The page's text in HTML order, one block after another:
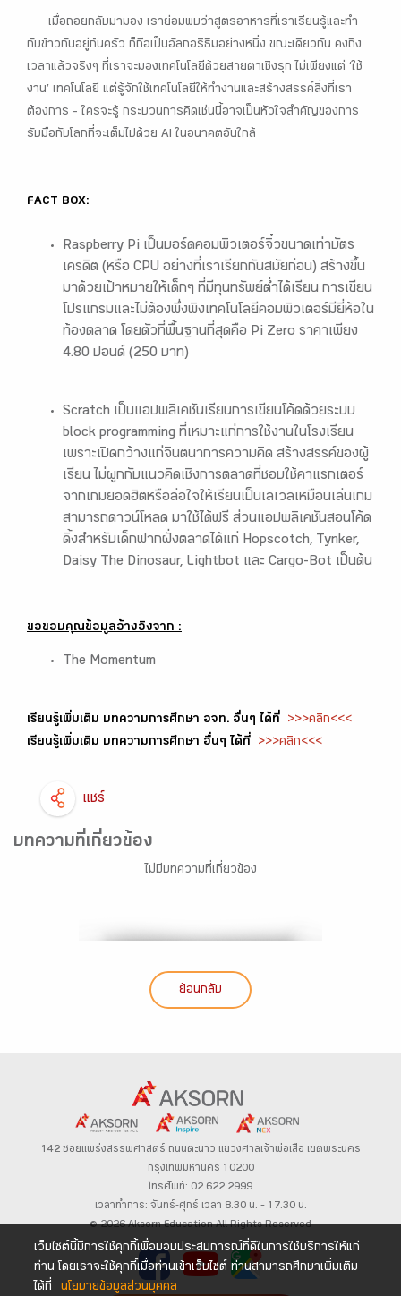
เมื่อถอยกลับมามอง เราย่อมพบว่าสูตรอาหารที่เราเรียนรู้และทำ
กับข้าวกันอยู่ก้นครัว ก็ถือเป็นอัลกอริธึมอย่างหนึ่ง ขณะเดียวกัน คงถึง
เวลาแล้วจริงๆ ที่เราจะมองเทคโนโลยีด้วยสายตาเชิงรุก ไม่เพียงแต่ ‘ใช้
งาน’ เทคโนโลยี แต่รู้จักใช้เทคโนโลยีให้ทำงานและสร้างสรรค์สิ่งที่เรา
ต้องการ – ใครจะรู้ กระบวนการคิดเช่นนี้อาจเป็นหัวใจสำคัญของการ
รับมือกับโลกที่จะเต็มไปด้วย AI ในอนาคตอันใกล้
FACT BOX:
Raspberry Pi เป็นบอร์ดคอมพิวเตอร์จิ๋วขนาดเท่าบัตร
เครดิต (หรือ CPU อย่างที่เราเรียกกันสมัยก่อน) สร้างขึ้น
มาด้วยเป้าหมายให้เด็กๆ ที่มีทุนทรัพย์ต่ำได้เรียน การเขียน
โปรแกรมและไม่ต้องพึ่งพิงเทคโนโลยีคอมพิวเตอร์มียี่ห้อใน
ท้องตลาด โดยตัวที่พื้นฐานที่สุดคือ Pi Zero ราคาเพียง
4.80 ปอนด์ (250 บาท)
Scratch เป็นแอปพลิเคชันเรียนการเขียนโค้ดด้วยระบบ
block programming ที่เหมาะแก่การใช้งานในโรงเรียน
เพราะเปิดกว้างแก่จินตนาการความคิด สร้างสรรค์ของผู้
เรียน ไม่ผูกกับแนวคิดเชิงการตลาดที่ชอบใช้คาแรกเตอร์
จากเกมยอดฮิตหรือล่อใจให้เรียนเป็นเลเวลเหมือนเล่นเกม
สามารถดาวน์โหลด มาใช้ได้ฟรี ส่วนแอปพลิเคชันสอนโค้ด
ดิ้งสำหรับเด็กฟากฝั่งตลาดได้แก่ Hopscotch, Tynker,
Daisy The Dinosaur, Lightbot และ Cargo-Bot เป็นต้น
ขอขอบคุณข้อมูลอ้างอิงจาก :
The Momentum
เรียนรู้เพิ่มเติม บทความการศึกษา อจท. อื่นๆ ได้ที่ >>> คลิก <<<
เรียนรู้เพิ่มเติม บทความการศึกษา อื่นๆ ได้ที่ >>> คลิก <<<
แชร์
บทความที่เกี่ยวข้อง
ไม่มีบทความที่เกี่ยวข้อง
ย้อนกลับ
142 ซอยแพร่งสรรพศาสตร์ ถนนตะนาว แขวงศาลเจ้าพ่อเสือ เขตพระนคร
กรุงเทพมหานคร 10200
โทรศัพท์: 02 622 2999
เวลาทำการ: จันทร์-ศุกร์ เวลา 8.30 น. – 17.30 น.
© 2026 Aksorn Education All Rights Reserved
เว็บไซต์นี้มีการใช้คุกกี้เพื่อมอบประสบการณ์ที่ดีในการใช้บริการให้แก่
ท่าน โดยเราจะใช้คุกกี้เมื่อท่านเข้าเว็บไซต์ ท่านสามารถศึกษาเพิ่มเติม
ได้ที่
นโยบายข้อมูลส่วนบุคคล